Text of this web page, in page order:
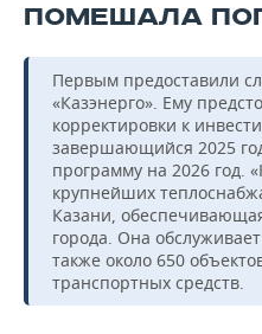
ПОМЕШАЛА
Первым предоставили
«Казэнерго». Ему
корректировки к
завершающийся 2025
программу на 2026 год.
крупнейших
Казани,
города. Она
также около 650
транспортных средств.